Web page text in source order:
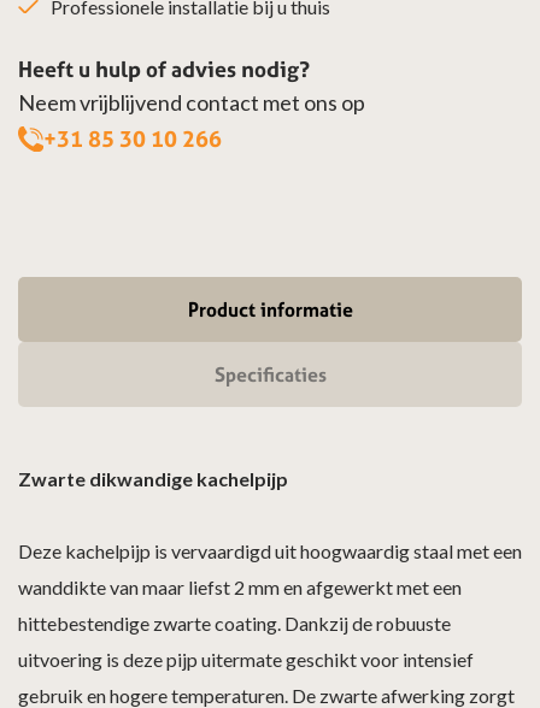
Professionele installatie bij u thuis
Heeft u hulp of advies nodig?
Neem vrijblijvend contact met ons op
+31 85 30 10 266
Product informatie
Specificaties
Zwarte dikwandige kachelpijp
Deze kachelpijp is vervaardigd uit hoogwaardig staal met een
wanddikte van maar liefst 2 mm en afgewerkt met een
hittebestendige zwarte coating. Dankzij de robuuste
uitvoering is deze pijp uitermate geschikt voor intensief
gebruik en hogere temperaturen. De zwarte afwerking zorgt